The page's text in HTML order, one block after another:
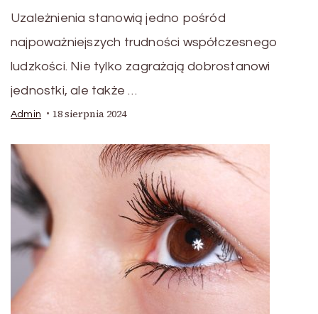
Uzależnienia stanowią jedno pośród
najpoważniejszych trudności współczesnego
ludzkości. Nie tylko zagrażają dobrostanowi
jednostki, ale także …
Admin 18 sierpnia 2024